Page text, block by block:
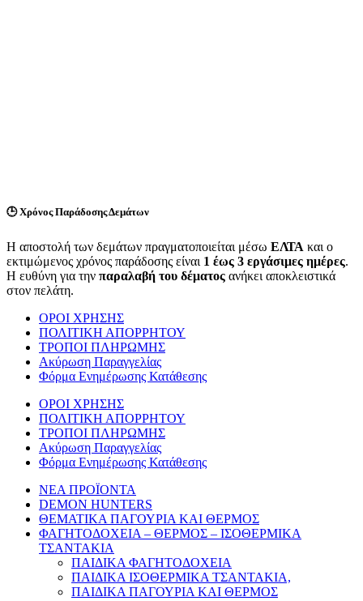
🕒Χρόνος Παράδοσης Δεμάτων
Η αποστολή των δεμάτων πραγματοποιείται μέσω ΕΛΤΑ και ο
εκτιμώμενος χρόνος παράδοσης είναι 1 έως 3 εργάσιμες ημέρες.
Η ευθύνη για την παραλαβή του δέματος ανήκει αποκλειστικά
στον πελάτη.
ΟΡΟΙ ΧΡΗΣΗΣ
ΠΟΛΙΤΙΚΗ ΑΠΟΡΡΗΤΟΥ
ΤΡΟΠΟΙ ΠΛΗΡΩΜΗΣ
Ακύρωση Παραγγελίας
Φόρμα Ενημέρωσης Κατάθεσης
ΟΡΟΙ ΧΡΗΣΗΣ
ΠΟΛΙΤΙΚΗ ΑΠΟΡΡΗΤΟΥ
ΤΡΟΠΟΙ ΠΛΗΡΩΜΗΣ
Ακύρωση Παραγγελίας
Φόρμα Ενημέρωσης Κατάθεσης
ΝΕΑ ΠΡΟΪΟΝΤΑ
DEMON HUNTERS
ΘΕΜΑΤΙΚΑ ΠΑΓΟΥΡΙΑ ΚΑΙ ΘΕΡΜΟΣ
ΦΑΓΗΤΟΔΟΧΕΙΑ – ΘΕΡΜΟΣ – ΙΣΟΘΕΡΜΙΚΑ
ΤΣΑΝΤΑΚΙΑ
ΠΑΙΔΙΚΑ ΦΑΓΗΤΟΔΟΧΕΙΑ
ΠΑΙΔΙΚΑ ΙΣΟΘΕΡΜΙΚΑ ΤΣΑΝΤΑΚΙΑ,
ΠΑΙΔΙΚΑ ΠΑΓΟΥΡΙΑ ΚΑΙ ΘΕΡΜΟΣ